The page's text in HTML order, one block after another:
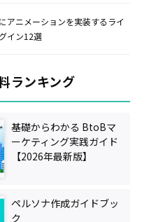
アニメーションを実装するライ
イン12選
ランキング
基礎からわかる BtoBマ
ーケティング実践ガイド
【2026年最新版】
ペルソナ作成ガイドブッ
ク